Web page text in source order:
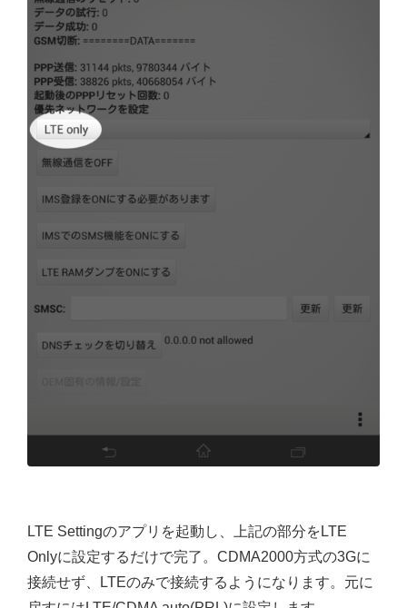
LTE Settingのアプリを起動し、上記の部分をLTE
Onlyに設定するだけで完了。CDMA2000方式の3Gに
接続せず、LTEのみで接続するようになります。元に